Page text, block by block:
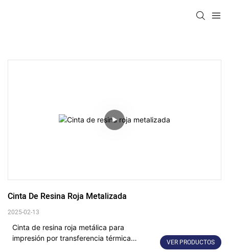
Cinta De Resina Roja Metalizada
2025-02-13
Cinta de resina roja metálica para
impresión por transferencia térmica
VER PRODUCTOS